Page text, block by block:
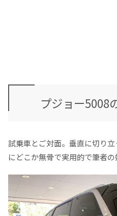
プジョー5008
試乗車とご対面。垂直に切り
にどこか無骨で実用的で筆者の